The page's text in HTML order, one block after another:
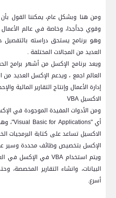
ومن هنا وبشكل عام، يمكننا القول
وقوي جداًجدا، وخاصة في عالم الأعمال
وهو برنامج يستحق دراسته
العديد من المجالات المختلفة .
ويعد برنامج الإكسل من أشهر برامج
العالم اجمع ، ويدعم الإكسل العديد
إدارة الأعمال وإنتاج التقارير المالية
الاكسيلVBA
ومن الأدوات المفيدة الموجودة في
أي "Visual Basic for Applications"،
الاكسيل تساعد على كتابة البرمجيات
الإكسل بتخصيص وظائف محددة وسير
ويتم استخدامVBA في الإكسل في
البيانات، وانشاء التقارير المخصصة،
أسرع.